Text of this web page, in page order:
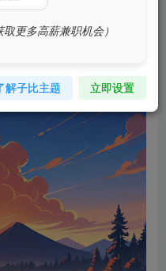
更多高薪兼职机会）
解子比主题 立即设置